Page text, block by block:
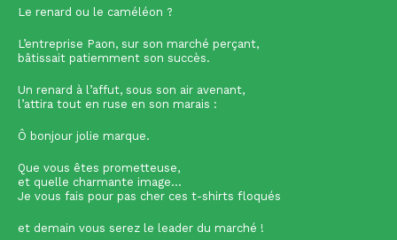
Le renard ou le caméléon ?
L’entreprise Paon, sur son marché perçant,
bâtissait patiemment son succès.
Un renard à l’affut, sous son air avenant,
l’attira tout en ruse en son marais :
Ô bonjour jolie marque.
Que vous êtes prometteuse,
et quelle charmante image...
Je vous fais pour pas cher ces t-shirts floqués
et demain vous serez le leader du marché !